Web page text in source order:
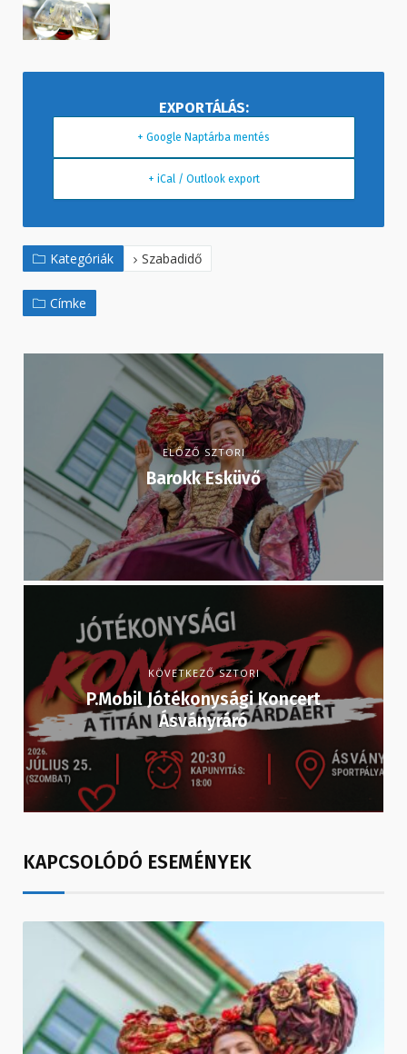
+ Google Naptárba mentés
+ iCal / Outlook export
Kategóriák Szabadidő
Címke
ELŐZŐ SZTORI
Barokk Esküvő
KÖVETKEZŐ SZTORI
P.Mobil Jótékonysági Koncert
Ásványráró
KAPCSOLÓDÓ ESEMÉNYEK